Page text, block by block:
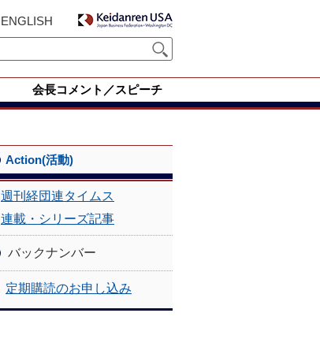
ENGLISH
会長コメント／スピーチ
Action(活動)
週刊経団連タイムス
連載・シリーズ記事
バックナンバー
定期購読のお申し込み